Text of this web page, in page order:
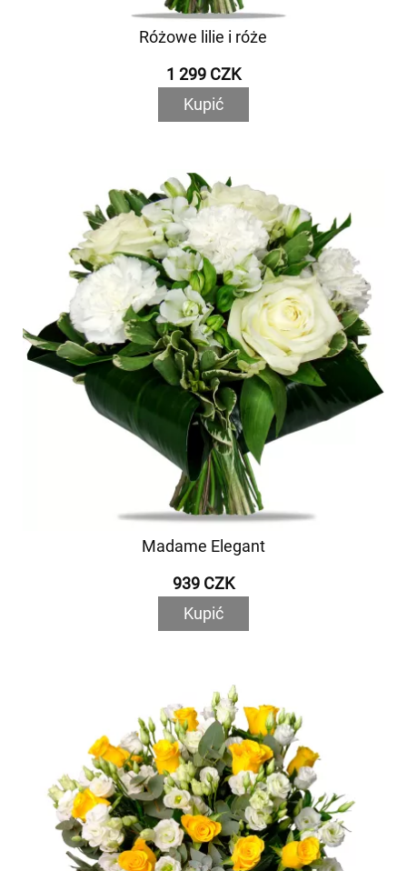
Różowe lilie i róże
1 299 CZK
Kupić
Madame Elegant
939 CZK
Kupić